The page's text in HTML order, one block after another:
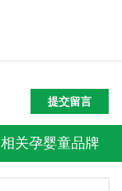
相关孕婴童品牌